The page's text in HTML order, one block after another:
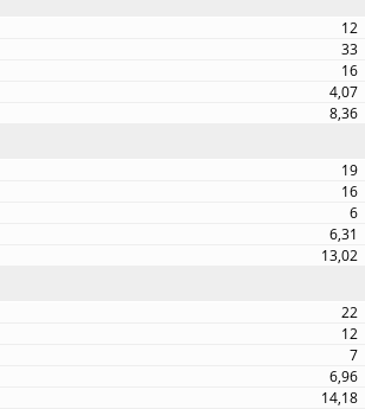
12
33
16
4,07
8,36
19
16
6
6,31
13,02
22
12
7
6,96
14,18